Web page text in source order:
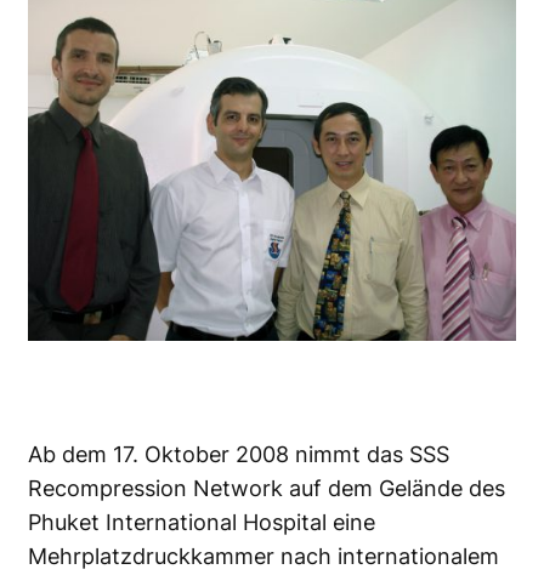
Ab dem 17. Oktober 2008 nimmt das SSS
Recompression Network auf dem Gelände des
Phuket International Hospital eine
Mehrplatzdruckkammer nach internationalem